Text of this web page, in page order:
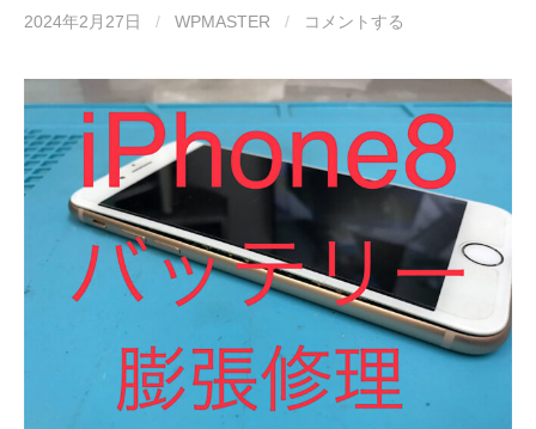
2024年2月27日 / WPMASTER / コメントする